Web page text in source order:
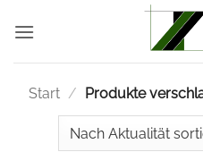
Inhalt
Start / Produkte